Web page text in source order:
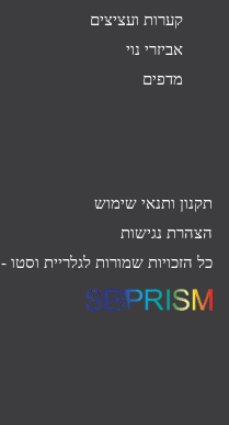
קערות ועציצים
אביזרי נוי
מדפים
תקנון ותנאי שימוש
הצהרת נגישות
כל הזכויות שמורות לגלריית וסטו -